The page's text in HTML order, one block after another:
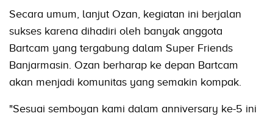
Secara umum, lanjut Ozan, kegiatan ini berjalan
sukses karena dihadiri oleh banyak anggota
Bartcam yang tergabung dalam Super Friends
Banjarmasin. Ozan berharap ke depan Bartcam
akan menjadi komunitas yang semakin kompak.
"Sesuai semboyan kami dalam anniversary ke-5 ini